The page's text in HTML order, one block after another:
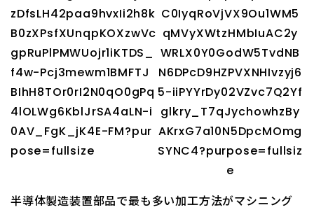
半導体製造装置部品で最も多い加工方法がマシニング